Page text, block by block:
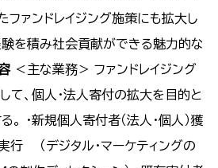
ファンドレイジング施策にも拡大し
を積み社会貢献ができる魅力的な
＜主な業務＞ ファンドレイジング
て、個人・法人寄付の拡大を目的と
・新規個人寄付者（法人・個人）獲
行 （デジタル・マーケティングの